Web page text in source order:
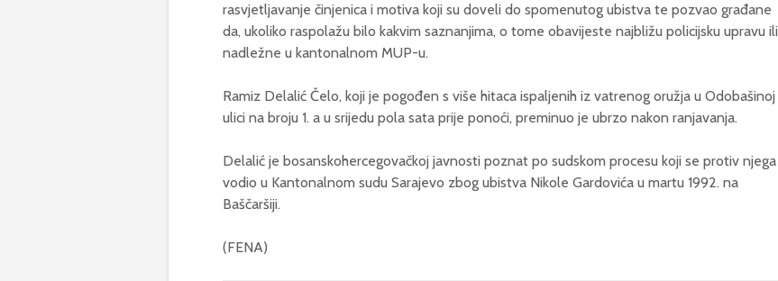
rasvjetljavanje činjenica i motiva koji su doveli do spomenutog ubistva te pozvao građane
da, ukoliko raspolažu bilo kakvim saznanjima, o tome obavijeste najbližu policijsku upravu ili
nadležne u kantonalnom MUP-u.
Ramiz Delalić Čelo, koji je pogođen s više hitaca ispaljenih iz vatrenog oružja u Odobašinoj
ulici na broju 1. a u srijedu pola sata prije ponoći, preminuo je ubrzo nakon ranjavanja.
Delalić je bosanskohercegovačkoj javnosti poznat po sudskom procesu koji se protiv njega
vodio u Kantonalnom sudu Sarajevo zbog ubistva Nikole Gardovića u martu 1992. na
Baščaršiji.
(FENA)